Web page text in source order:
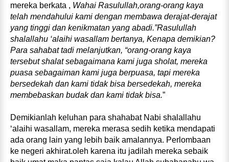
mereka berkata , Wahai Rasulullah,orang-orang kaya
telah mendahului kami dengan membawa derajat-derajat
yang tinggi dan kenikmatan yang abadi.”Rasulullah
shalallahu ‘alaihi wasallam bertanya, Kenapa demikian?
Para sahabat tadi melanjutkan, “orang-orang kaya
tersebut shalat sebagaimana kami juga sholat, mereka
puasa sebagaiman kami juga berpuasa, tapi mereka
bersedekah dan kami tidak bisa bersedekah, mereka
membebaskan budak dan kami tidak bisa.”
Demikianlah keluhan para shahabat Nabi shalallahu
‘alaihi wasallam, mereka merasa sedih ketika mendapati
ada orang lain yang lebih baik amalannya. Perlombaan
ke negeri akhirat.oleh karena itu jadilah mereka sebaik